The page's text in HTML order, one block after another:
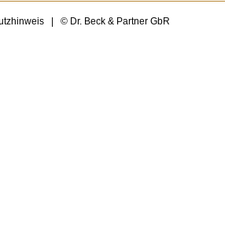
© Dr. Beck & Partner GbR